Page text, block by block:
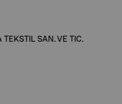
SAN. VE TIC.